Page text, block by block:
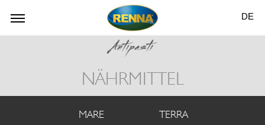
DE
NÄHRMITTEL
MARE TERRA